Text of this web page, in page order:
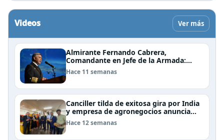
Videos Ver más
Almirante Fernando Cabrera,
Comandante en Jefe de la Armada:
"Somos una nación Americana,
Polinésica y Antártica; bioceánica y
en el mar"
Hace 11 semanas
Canciller tilda de exitosa gira por India
y empresa de agronegocios anuncia
aumento de importaciones chilenas
Hace 12 semanas